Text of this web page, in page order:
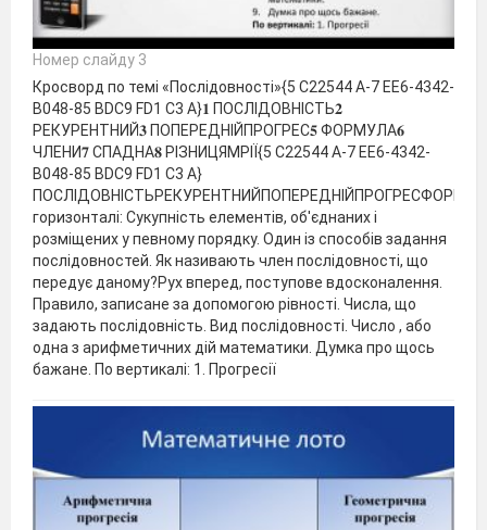
Номер слайду 3
Кросворд по темі «Послідовності»{5 C22544 A-7 EE6-4342-
B048-85 BDC9 FD1 C3 A}𝟏 ПОСЛІДОВНІСТЬ𝟐
РЕКУРЕНТНИЙ𝟑 ПОПЕРЕДНІЙПРОГРЕС𝟓 ФОРМУЛА𝟔
ЧЛЕНИ𝟕 СПАДНА𝟖 РІЗНИЦЯМРІЇ{5 C22544 A-7 EE6-4342-
B048-85 BDC9 FD1 C3 A}
горизонталі: Сукупність елементів, об'єднаних і
розміщених у певному порядку. Один із способів задання
послідовностей. Як називають член послідовності, що
передує даному?Рух вперед, поступове вдосконалення.
Правило, записане за допомогою рівності. Числа, що
задають послідовність. Вид послідовності. Число , або
одна з арифметичних дій математики. Думка про щось
бажане. По вертикалі: 1. Прогресії